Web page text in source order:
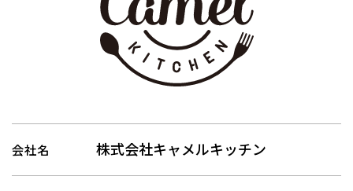
会社名 株式会社キャメルキッチン